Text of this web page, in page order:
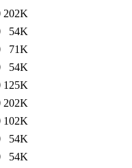
202K
54K
71K
54K
125K
202K
102K
54K
54K